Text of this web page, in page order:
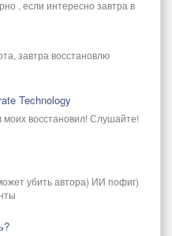
, если интересно завтра в
завтра восстановлю
Technology
восстановил! Слушайте!
убить автора) ИИ пофиг)